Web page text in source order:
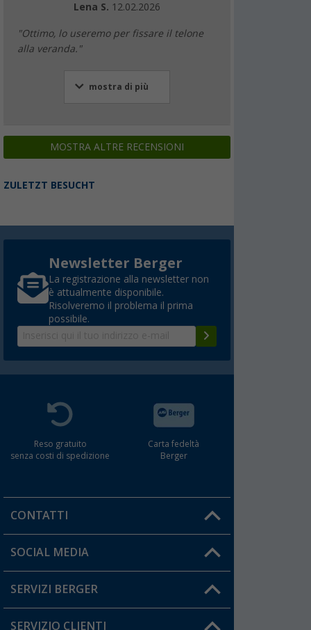
Lena S. 12.02.2026
"Ottimo, lo useremo per fissare il telone
alla veranda."
mostra di più
MOSTRA ALTRE RECENSIONI
ZULETZT BESUCHT
Newsletter Berger
La registrazione alla newsletter non
è attualmente disponibile.
Risolveremo il problema il prima
possibile.
Reso gratuito
senza costi di spedizione
Carta fedeltà
Berger
CONTATTI
Orari di apertura del servizio:
Hai una domanda?
SOCIAL MEDIA
SERVIZI BERGER
SERVIZIO CLIENTI